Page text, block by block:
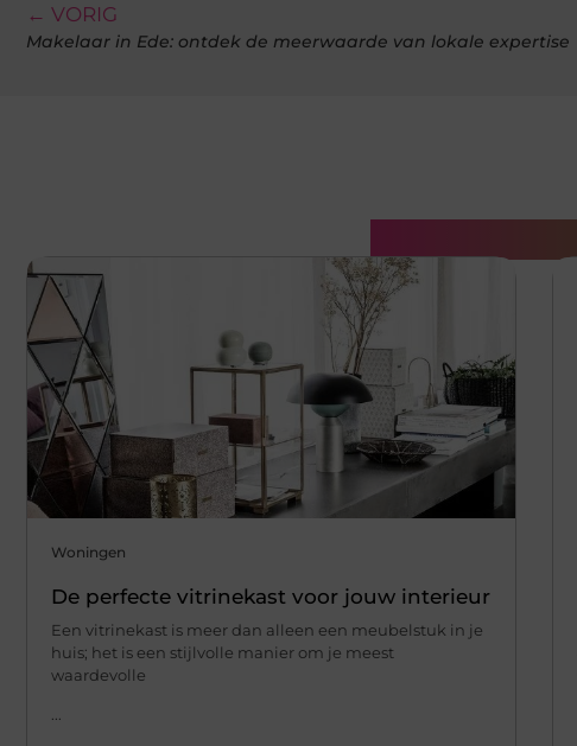
← VORIG
Makelaar in Ede: ontdek de meerwaarde van lokale expertise
Woningen
De perfecte vitrinekast voor jouw interieur
Een vitrinekast is meer dan alleen een meubelstuk in je
huis; het is een stijlvolle manier om je meest
waardevolle
...